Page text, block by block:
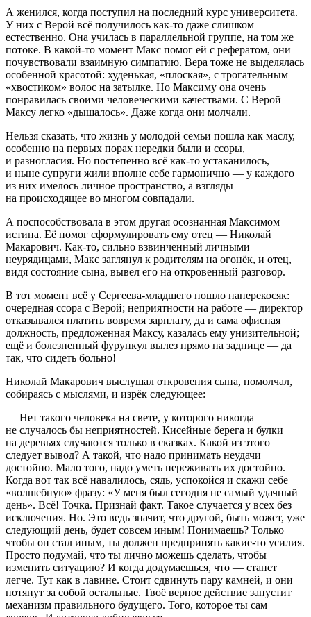
А женился, когда поступил на последний курс университета.
У них с Верой всё получилось как-то даже слишком
естественно. Она училась в параллельной группе, на том же
потоке. В какой-то момент Макс помог ей с рефератом, они
почувствовали взаимную симпатию. Вера тоже не выделялась
особенной красотой: худенькая, «плоская», с трогательным
«хвостиком» волос на затылке. Но Максиму она очень
понравилась своими человеческими качествами. С Верой
Максу легко «дышалось». Даже когда они молчали.
Нельзя сказать, что жизнь у молодой семьи пошла как маслу,
особенно на первых порах нередки были и ссоры,
и разногласия. Но постепенно всё как-то устаканилось,
и ныне супруги жили вполне себе гармонично — у каждого
из них имелось личное пространство, а взгляды
на происходящее во многом совпадали.
А поспособствовала в этом другая осознанная Максимом
истина. Её помог сформулировать ему отец — Николай
Макарович. Как-то, сильно взвинченный личными
неурядицами, Макс заглянул к родителям на огонёк, и отец,
видя состояние сына, вывел его на откровенный разговор.
В тот момент всё у Сергеева-младшего пошло наперекосяк:
очередная ссора с Верой; неприятности на работе — директор
отказывался платить вовремя зарплату, да и сама офисная
должность, предложенная Максу, казалась ему унизительной;
ещё и болезненный фурункул вылез прямо на заднице — да
так, что сидеть больно!
Николай Макарович выслушал откровения сына, помолчал,
собираясь с мыслями, и изрёк следующее:
— Нет такого человека на свете, у которого никогда
не случалось бы неприятностей. Кисейные берега и булки
на деревьях случаются только в сказках. Какой из этого
следует вывод? А такой, что надо принимать неудачи
достойно. Мало того, надо уметь переживать их достойно.
Когда вот так всё навалилось, сядь, успокойся и скажи себе
«волшебную» фразу: «У меня был сегодня не самый удачный
день». Всё! Точка. Признай факт. Такое случается у всех без
исключения. Но. Это ведь значит, что другой, быть может, уже
следующий день, будет совсем иным! Понимаешь? Только
чтобы он стал иным, ты должен предпринять какие-то усилия.
Просто подумай, что ты лично можешь сделать, чтобы
изменить ситуацию? И когда додумаешься, что — станет
легче. Тут как в лавине. Стоит сдвинуть пару камней, и они
потянут за собой остальные. Твоё верное действие запустит
механизм правильного будущего. Того, которое ты сам